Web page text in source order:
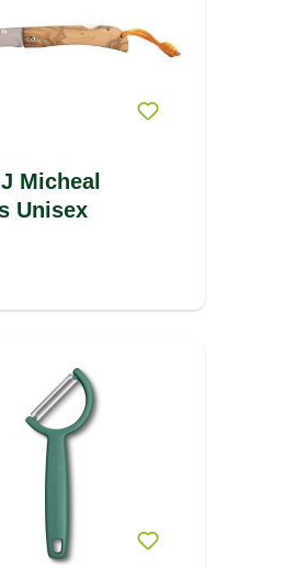
Micheal
Zakmes Unisex